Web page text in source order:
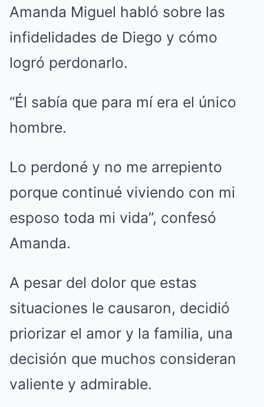
Amanda Miguel habló sobre las
infidelidades de Diego y cómo
logró perdonarlo.
“Él sabía que para mí era el único
hombre.
Lo perdoné y no me arrepiento
porque continué viviendo con mi
esposo toda mi vida”, confesó
Amanda.
A pesar del dolor que estas
situaciones le causaron, decidió
priorizar el amor y la familia, una
decisión que muchos consideran
valiente y admirable.